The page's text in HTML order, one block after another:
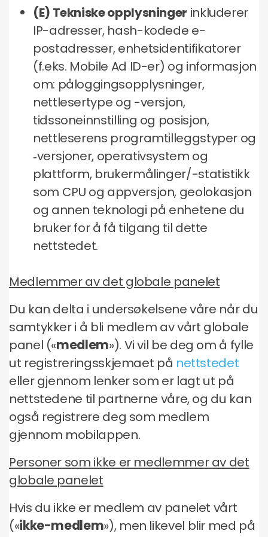
(E) Tekniske opplysninger inkluderer
IP-adresser, hash-kodede e-
postadresser, enhetsidentifikatorer
(f.eks. Mobile Ad ID-er) og informasjon
om: påloggingsopplysninger,
nettlesertype og -versjon,
tidssoneinnstilling og posisjon,
nettleserens programtilleggstyper og
‑versjoner, operativsystem og
plattform, brukermålinger/-statistikk
som CPU og appversjon, geolokasjon
og annen teknologi på enhetene du
bruker for å få tilgang til dette
nettstedet.
Medlemmer av det globale panelet
Du kan delta i undersøkelsene våre når du
samtykker i å bli medlem av vårt globale
panel («medlem»). Vi vil be deg om å fylle
ut registreringsskjemaet på nettstedet
eller gjennom lenker som er lagt ut på
nettstedene til partnerne våre, og du kan
også registrere deg som medlem
gjennom mobilappen.
Personer som ikke er medlemmer av det
globale panelet
Hvis du ikke er medlem av panelet vårt
(«ikke-medlem»), men likevel blir med på